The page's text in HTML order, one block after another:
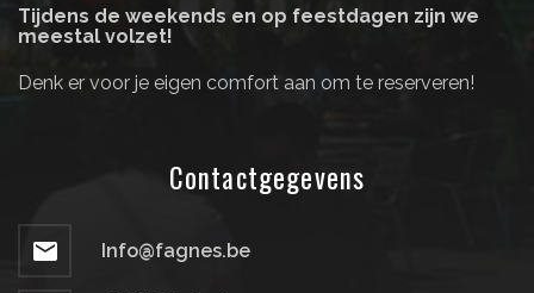
Tijdens de weekends en op feestdagen zijn we
meestal volzet!
Denk er voor je eigen comfort aan om te reserveren!
Contactgegevens
Info@fagnes.be